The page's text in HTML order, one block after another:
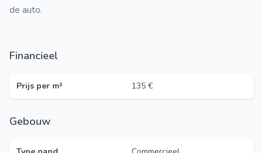
de auto.
Financieel
Prijs per m² 135 €
Gebouw